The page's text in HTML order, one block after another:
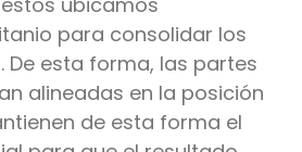
para consolidar los
De esta forma, las partes
alineadas en la posición
de esta forma el